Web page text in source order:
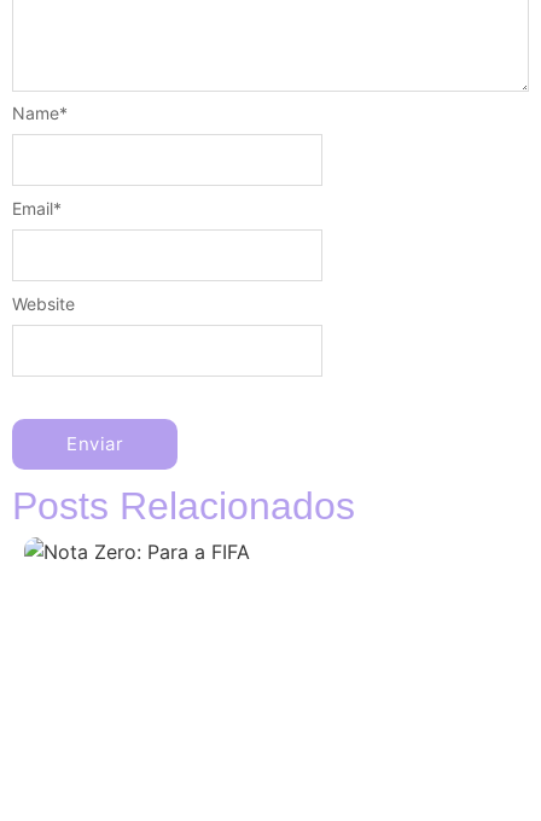
Name*
Email*
Website
Posts Relacionados